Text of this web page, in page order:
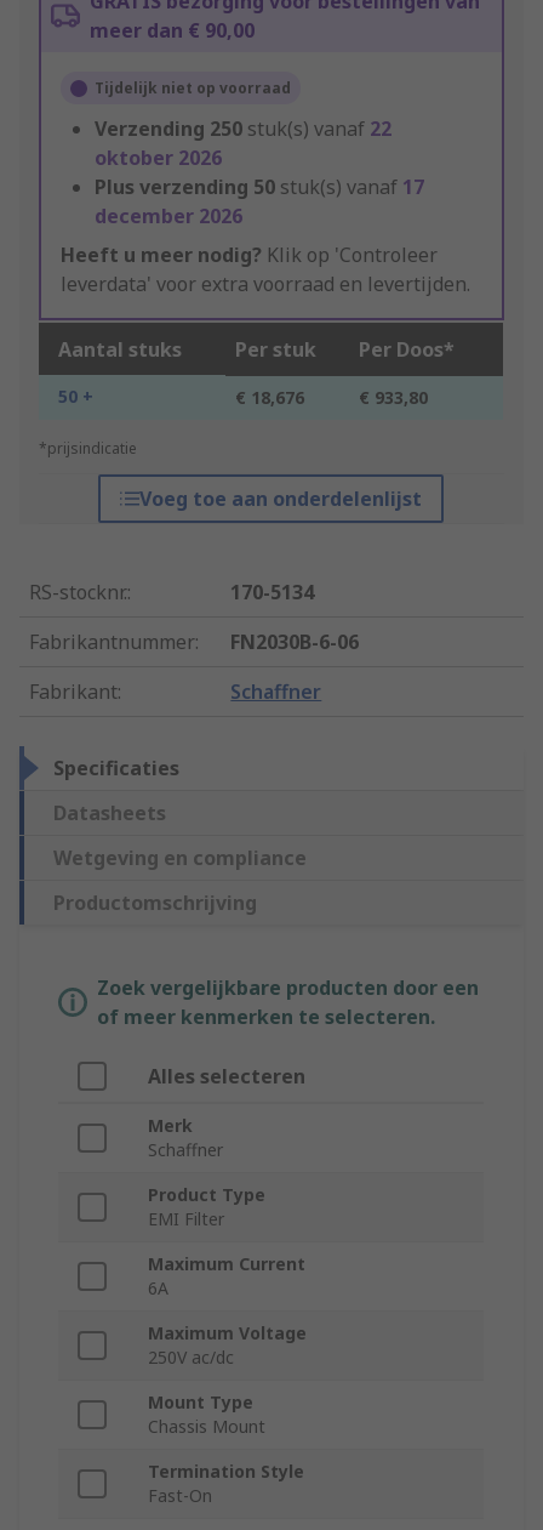
meer dan € 90,00
Tijdelijk niet op voorraad
Verzending 250 stuk(s) vanaf 22
oktober 2026
Plus verzending 50 stuk(s) vanaf 17
december 2026
Heeft u meer nodig? Klik op 'Controleer
leverdata' voor extra voorraad en levertijden.
Aantal stuks Per stuk Per Doos*
50 + € 18,676 € 933,80
*prijsindicatie
Voeg toe aan onderdelenlijst
RS-stocknr.:
170-5134
Fabrikantnummer:
FN2030B-6-06
Fabrikant: Schaffner
Specificaties
Datasheets
Wetgeving en compliance
Productomschrijving
Zoek vergelijkbare producten door een
of meer kenmerken te selecteren.
Alles selecteren
Merk
Schaffner
Product Type
EMI Filter
Maximum Current
6A
Maximum Voltage
250V ac/dc
Mount Type
Chassis Mount
Termination Style
Fast-On